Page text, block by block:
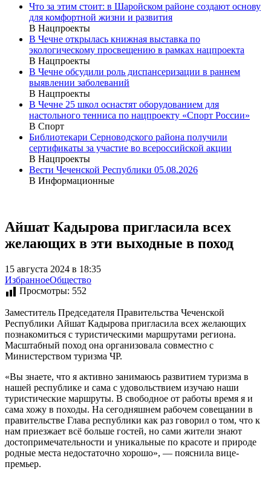
Что за этим стоит: в Шаройском районе создают основу
для комфортной жизни и развития
В Нацпроекты
В Чечне открылась книжная выставка по
экологическому просвещению в рамках нацпроекта
В Нацпроекты
В Чечне обсудили роль диспансеризации в раннем
выявлении заболеваний
В Нацпроекты
В Чечне 25 школ оснастят оборудованием для
настольного тенниса по нацпроекту «Спорт России»
В Спорт
Библиотекари Серноводского района получили
сертификаты за участие во всероссийской акции
В Нацпроекты
Вести Чеченской Республики 05.08.2026
В Информационные
Айшат Кадырова пригласила всех
желающих в эти выходные в поход
15 августа 2024 в 18:35
ИзбранноеОбщество
Просмотры: 552
Заместитель Председателя Правительства Чеченской
Республики Айшат Кадырова пригласила всех желающих
познакомиться с туристическими маршрутами региона.
Масштабный поход она организовала совместно с
Министерством туризма ЧР.
«Вы знаете, что я активно занимаюсь развитием туризма в
нашей республике и сама с удовольствием изучаю наши
туристические маршруты. В свободное от работы время я и
сама хожу в походы. На сегодняшнем рабочем совещании в
правительстве Глава республики как раз говорил о том, что к
нам приезжает всё больше гостей, но сами жители знают
достопримечательности и уникальные по красоте и природе
родные места недостаточно хорошо», — пояснила вице-
премьер.